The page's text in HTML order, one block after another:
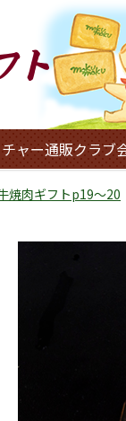
ャー通販クラブ
焼肉ギフトp19～20